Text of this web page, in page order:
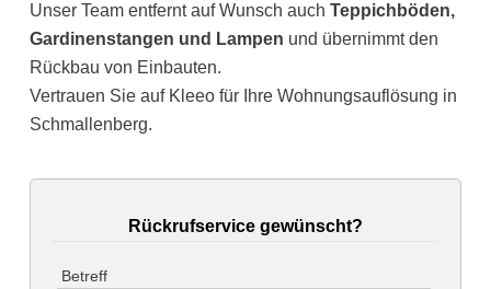
Unser Team entfernt auf Wunsch auchTeppichböden,
Gardinenstangen und Lampen und übernimmt den
Rückbau von Einbauten.
Vertrauen Sie auf Kleeo für Ihre Wohnungsauflösung in
Schmallenberg.
Rückrufservice gewünscht?
Betreff